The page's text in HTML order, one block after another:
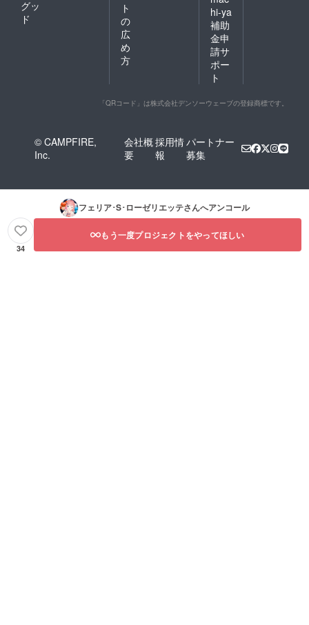
グッ
ド
ト
の
広
め
方
hi-ya
補助
金申
請サ
ポー
ト
「QRコード」は株式会社デンソーウェーブの登録商標です。
© CAMPFIRE,
Inc.
会社概
要
採用情
報
パートナー
募集
フェリア･S･ローゼリエッテさんへアンコール
34
もう一度プロジェクトをやってほしい